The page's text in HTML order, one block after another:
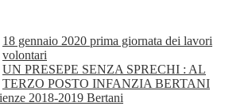
18 gennaio 2020 prima giornata dei lavori
volontari
UN PRESEPE SENZA SPRECHI : AL
TERZO POSTO INFANZIA BERTANI
2018-2019 Bertani